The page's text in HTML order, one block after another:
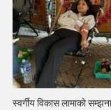
स्वर्गीय विकास लामाको